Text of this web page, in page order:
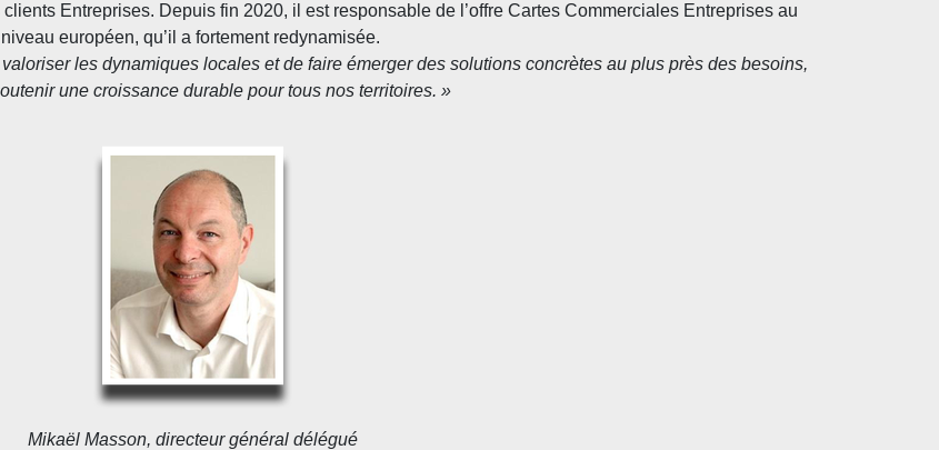
Entreprises. Depuis fin 2020, il est responsable de l’offre Cartes Commerciales Entreprises au
niveau européen, qu’il a fortement redynamisée.
les dynamiques locales et de faire émerger des solutions concrètes au plus près des besoins,
une croissance durable pour tous nos territoires. »
Mikaël Masson, directeur général délégué